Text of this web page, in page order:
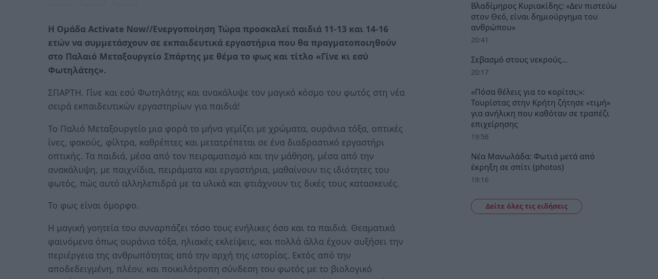
Η Ομάδα Activate Now//Ενεργοποίηση Τώρα προσκαλεί παιδιά 11-13 και 14-16
ετών να συμμετάσχουν σε εκπαιδευτικά εργαστήρια που θα πραγματοποιηθούν
στο Παλαιό Μεταξουργείο Σπάρτης με θέμα το φως και τίτλο «Γίνε κι εσύ
Φωτηλάτης».
ΣΠΑΡΤΗ. Γίνε και εσύ Φωτηλάτης και ανακάλυψε τον μαγικό κόσμο του φωτός στη νέα
σειρά εκπαιδευτικών εργαστηρίων για παιδιά!
Το Παλιό Μεταξουργείο μια φορά το μήνα γεμίζει με χρώματα, ουράνια τόξα, οπτικές
ίνες, φακούς, φίλτρα, καθρέπτες και μετατρέπεται σε ένα διαδραστικό εργαστήρι
οπτικής. Τα παιδιά, μέσα από τον πειραματισμό και την μάθηση, μέσα από την
ανακάλυψη, με παιχνίδια, πειράματα και εργαστήρια, μαθαίνουν τις ιδιότητες του
φωτός, πώς αυτό αλληλεπιδρά με τα υλικά και φτιάχνουν τις δικές τους κατασκευές.
To φως είναι όμορφο.
Η μαγική γοητεία του συναρπάζει τόσο τους ενήλικες όσο και τα παιδιά. Θεαματικά
φαινόμενα όπως ουράνια τόξα, ηλιακές εκλείψεις, και πολλά άλλα έχουν αυξήσει την
περιέργεια της ανθρωπότητας από την αρχή της ιστορίας. Εκτός από την
αποδεδειγμένη, πλέον, και ποικιλότροπη σύνδεση του φωτός με το βιολογικό
Βλαδίμηρος Κυριακίδης: «Δεν πιστεύω
στον Θεό, είναι δημιούργημα του
ανθρώπου»
20:41
Σεβασμό στους νεκρούς…
20:17
«Πόσα θέλεις για το κορίτσι;»:
Τουρίστας στην Κρήτη ζήτησε «τιμή»
για ανήλικη που καθόταν σε τραπέζι
επιχείρησης
19:56
Νέα Μανωλάδα: Φωτιά μετά από
έκρηξη σε σπίτι (photos)
19:16
Δείτε όλες τις ειδήσεις